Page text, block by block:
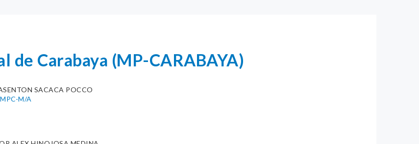
de Carabaya (MP-CARABAYA)
SACACA POCCO
M/A